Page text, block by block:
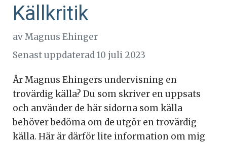
Källkritik
avMagnus Ehinger
Senast uppdaterad 10 juli 2023
Är Magnus Ehingers undervisning en
trovärdig källa? Du som skriver en uppsats
och använder de här sidorna som källa
behöver bedöma om de utgör en trovärdig
källa. Här är därför lite information om mig